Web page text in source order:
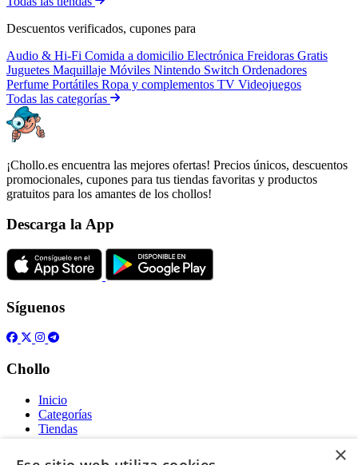
Descuentos verificados, cupones para
Audio & Hi-Fi Comida a domicilio Electrónica Freidoras Gratis
Juguetes Maquillaje Móviles Nintendo Switch Ordenadores
Perfume Portátiles Ropa y complementos TV Videojuegos
Todas las categorías
¡Chollo.es encuentra las mejores ofertas! Precios únicos, descuentos
promocionales, cupones para tus tiendas favoritas y productos
gratuitos para los amantes de los chollos!
Descarga la App
Síguenos
Chollo
Inicio
Categorías
Tiendas
Gratis
×